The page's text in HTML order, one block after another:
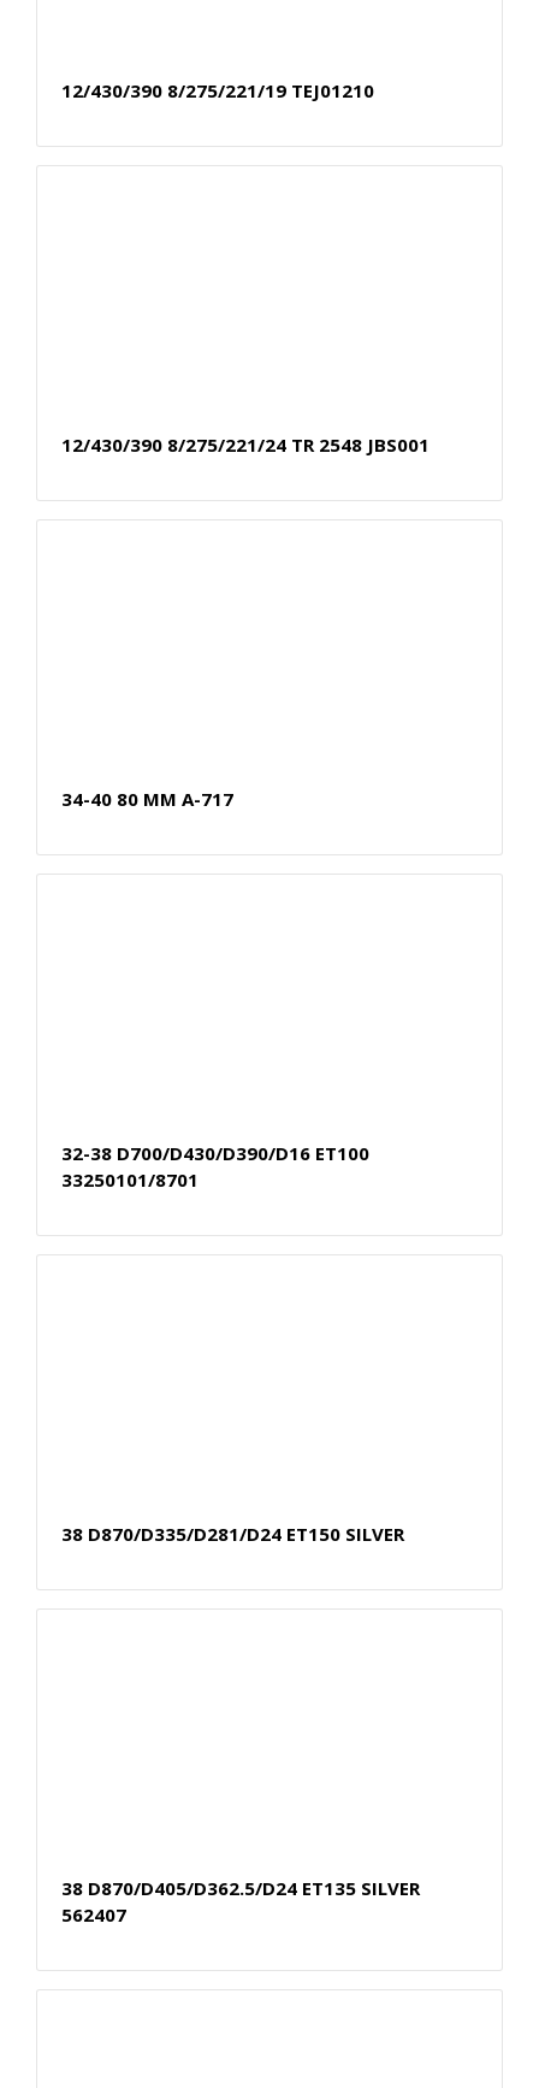
12/430/390 8/275/221/19 TEJ01210
12/430/390 8/275/221/24 TR 2548 JBS001
34-40 80 MM A-717
32-38 D700/D430/D390/D16 ET100
33250101/8701
38 D870/D335/D281/D24 ET150 SILVER
38 D870/D405/D362.5/D24 ET135 SILVER
562407